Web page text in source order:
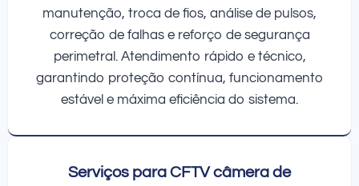
manutenção, troca de fios, análise de pulsos,
correção de falhas e reforço de segurança
perimetral. Atendimento rápido e técnico,
garantindo proteção contínua, funcionamento
estável e máxima eficiência do sistema.
Serviços para CFTV câmera de